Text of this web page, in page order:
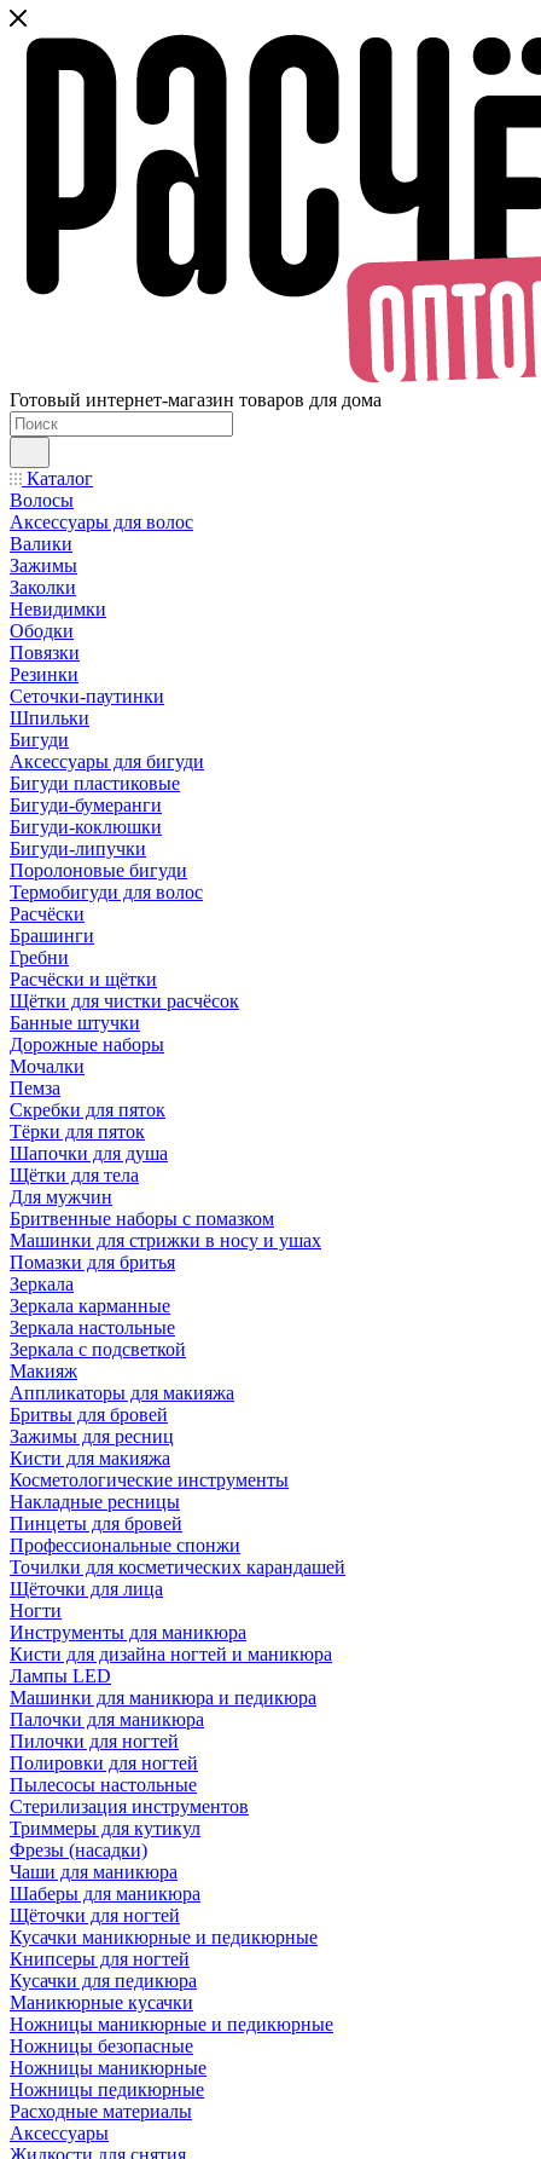
Готовый интернет-магазин товаров для дома
Каталог
Волосы
Аксессуары для волос
Валики
Зажимы
Заколки
Невидимки
Ободки
Повязки
Резинки
Сеточки-паутинки
Шпильки
Бигуди
Аксессуары для бигуди
Бигуди пластиковые
Бигуди-бумеранги
Бигуди-коклюшки
Бигуди-липучки
Поролоновые бигуди
Термобигуди для волос
Расчёски
Брашинги
Гребни
Расчёски и щётки
Щётки для чистки расчёсок
Банные штучки
Дорожные наборы
Мочалки
Пемза
Скребки для пяток
Тёрки для пяток
Шапочки для душа
Щётки для тела
Для мужчин
Бритвенные наборы с помазком
Машинки для стрижки в носу и ушах
Помазки для бритья
Зеркала
Зеркала карманные
Зеркала настольные
Зеркала с подсветкой
Макияж
Аппликаторы для макияжа
Бритвы для бровей
Зажимы для ресниц
Кисти для макияжа
Косметологические инструменты
Накладные ресницы
Пинцеты для бровей
Профессиональные спонжи
Точилки для косметических карандашей
Щёточки для лица
Ногти
Инструменты для маникюра
Кисти для дизайна ногтей и маникюра
Лампы LED
Машинки для маникюра и педикюра
Палочки для маникюра
Пилочки для ногтей
Полировки для ногтей
Пылесосы настольные
Стерилизация инструментов
Триммеры для кутикул
Фрезы (насадки)
Чаши для маникюра
Шаберы для маникюра
Щёточки для ногтей
Кусачки маникюрные и педикюрные
Книпсеры для ногтей
Кусачки для педикюра
Маникюрные кусачки
Ножницы маникюрные и педикюрные
Ножницы безопасные
Ножницы маникюрные
Ножницы педикюрные
Расходные материалы
Аксессуары
Жидкости для снятия